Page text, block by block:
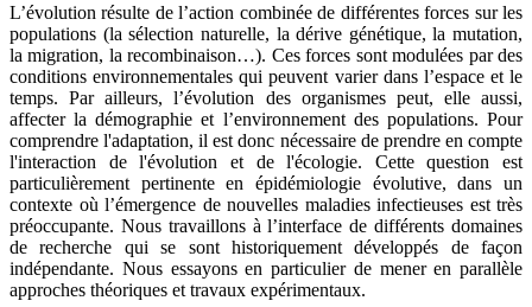
L’évolution résulte de l’action combinée de différentes forces sur les
populations (la sélection naturelle, la dérive génétique, la mutation,
la migration, la recombinaison…). Ces forces sont modulées par des
conditions environnementales qui peuvent varier dans l’espace et le
temps. Par ailleurs, l’évolution des organismes peut, elle aussi,
affecter la démographie et l’environnement des populations. Pour
comprendre l'adaptation, il est donc nécessaire de prendre en compte
l'interaction de l'évolution et de l'écologie. Cette question est
particulièrement pertinente en épidémiologie évolutive, dans un
contexte où l’émergence de nouvelles maladies infectieuses est très
préoccupante. Nous travaillons à l’interface de différents domaines
de recherche qui se sont historiquement développés de façon
indépendante. Nous essayons en particulier de mener en parallèle
approches théoriques et travaux expérimentaux.